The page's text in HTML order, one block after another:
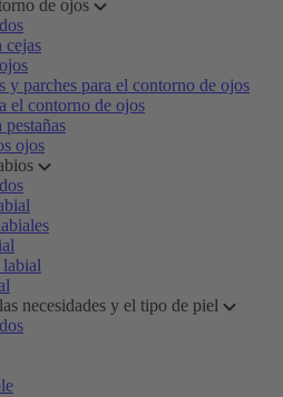
de ojos
cejas
y parches para el contorno de ojos
el contorno de ojos
pestañas
ojos
necesidades y el tipo de piel